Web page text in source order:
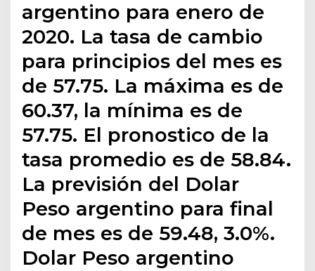
argentino para enero de
2020. La tasa de cambio
para principios del mes es
de 57.75. La máxima es de
60.37, la mínima es de
57.75. El pronostico de la
tasa promedio es de 58.84.
La previsión del Dolar
Peso argentino para final
de mes es de 59.48, 3.0%.
Dolar Peso argentino